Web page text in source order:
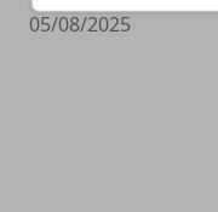
05/08/2025